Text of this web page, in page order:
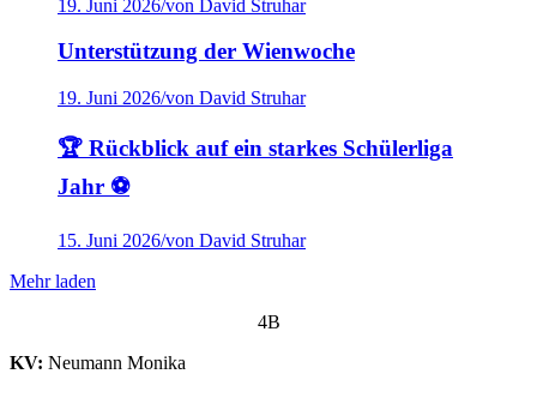
19. Juni 2026/von David Struhar
Unterstützung der Wienwoche
19. Juni 2026/von David Struhar
🏆 Rückblick auf ein starkes Schülerliga
Jahr ⚽
15. Juni 2026/von David Struhar
Mehr laden
4B
KV: Neumann Monika